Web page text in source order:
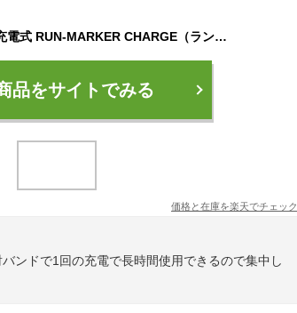
月刊ランナーズ掲載 充電式 RUN-MARKER CHARGE（ランマーカー チャージ）180日保証《全6色》〔送料無料 ランニング ライト 充電 ウォーキング ライト 夜間 LEDアームバンド LED 反射板 反射材 リフレクター LED リストバンド サバゲー マーカー 防災 グッズ〕[M便 1/2]
品をサイトでみる
価格と在庫を楽天でチェック
ンドで1回の充電で長時間使用できるので集中し